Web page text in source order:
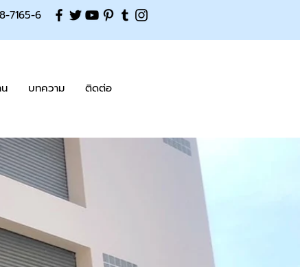
7165-6
บทความ ติดต่อ